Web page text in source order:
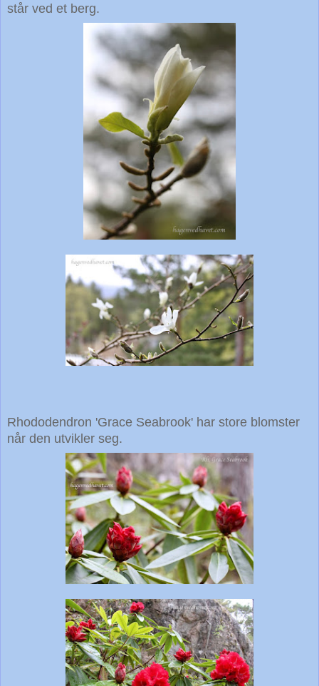
står ved et berg.
Rhododendron 'Grace Seabrook' har store blomster
når den utvikler seg.